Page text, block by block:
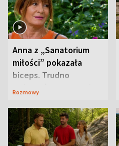
Anna z „Sanatorium
miłości” pokazała
biceps. Trudno
uwierzyć, co przeszła
Rozmowy